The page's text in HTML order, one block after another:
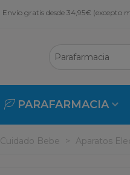
Envío gratis desde 34,95€ (excepto
Parafarmacia
PARAFARMACIA
Cuidado Bebe > Aparatos